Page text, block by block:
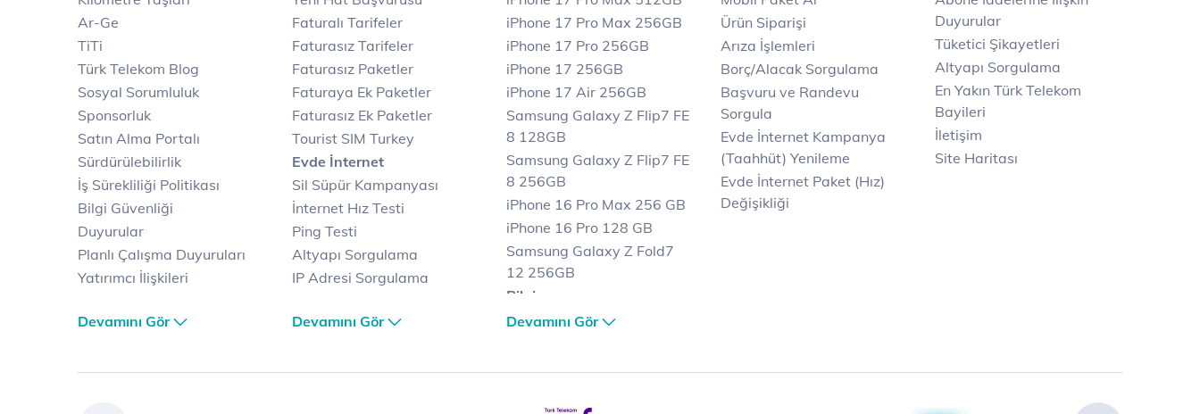
Ar-Ge
TiTi
Türk Telekom Blog
Sosyal Sorumluluk
Sponsorluk
Satın Alma Portalı
Sürdürülebilirlik
İş Sürekliliği Politikası
Bilgi Güvenliği
Duyurular
Planlı Çalışma Duyuruları
Yatırımcı İlişkileri
Türk Telekom Satış ve
Türk Telekom Finansal
Devamını Gör
Faturalı Tarifeler
Faturasız Tarifeler
Faturasız Paketler
Faturaya Ek Paketler
Faturasız Ek Paketler
Tourist SIM Turkey
Evde İnternet
Sil Süpür Kampanyası
İnternet Hız Testi
Ping Testi
Altyapı Sorgulama
IP Adresi Sorgulama
Avantajlı İnternet
Fiber İnternet
Devamını Gör
iPhone 17 Pro Max 256GB
iPhone 17 Pro 256GB
iPhone 17 256GB
iPhone 17 Air 256GB
Samsung Galaxy Z Flip7 FE
8 128GB
Samsung Galaxy Z Flip7 FE
8 256GB
iPhone 16 Pro Max 256 GB
iPhone 16 Pro 128 GB
Samsung Galaxy Z Fold7
12 256GB
Bilgisayar
Casper Nirvana C370
Samsung Galaxy Tab A9
Devamını Gör
Ürün Siparişi
Arıza İşlemleri
Borç/Alacak Sorgulama
Başvuru ve Randevu
Sorgula
Evde İnternet Kampanya
(Taahhüt) Yenileme
Evde İnternet Paket (Hız)
Değişikliği
Duyurular
Tüketici Şikayetleri
Altyapı Sorgulama
En Yakın Türk Telekom
Bayileri
İletişim
Site Haritası